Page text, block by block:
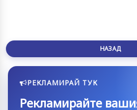
НАЗАД
РЕКЛАМИРАЙ ТУК
Рекламирайте